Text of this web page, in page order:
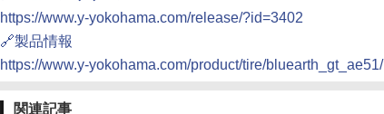
https://www.y-yokohama.com/release/?id=3402
🔗製品情報
https://www.y-yokohama.com/product/tire/bluearth_gt_ae51/
関連記事